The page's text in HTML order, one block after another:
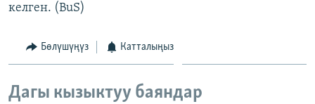
ЫҢГАЙСЫЗ СУРООЛОР
ЭЕ/АРнун бардык сайттары
келген. (BuS)
Бөлүшүңүз Катталыңыз
Дагы кызыктуу баяндар